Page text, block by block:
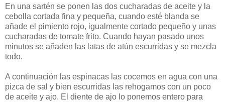
En una sartén se ponen las dos cucharadas de aceite y la
cebolla cortada fina y pequeña, cuando esté blanda se
añade el pimiento rojo, igualmente cortado pequeño y unas
cucharadas de tomate frito. Cuando hayan pasado unos
minutos se añaden las latas de atún escurridas y se mezcla
todo.
A continuación las espinacas las cocemos en agua con una
pizca de sal y bien escurridas las rehogamos con un poco
de aceite y ajo. El diente de ajo lo ponemos entero para